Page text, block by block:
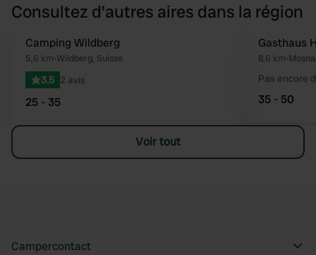
Consultez d'autres aires dans la région
Préféré
Camping Wildberg
5,6 km•Wildberg, Suisse
3.5 2 avis
25 - 35
Gasthaus
8,6 km•
Pas encore
35 - 50
Voir tout
Campercontact